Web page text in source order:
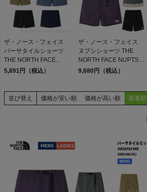
検索
商品が見つからない方はこちら
CHUMS
ザ・ノース・フェイス
バーサタイルショーツ
THE NORTH FACE
Versatile Short
5,891円（税込）
ザ・ノース・フェイス
ヌプシショーツ THE
NORTH FACE NUPTSE
SHORT ED FF K
9,680円（税込）
並び替え 価格が安い順 価格が高い順 新着順